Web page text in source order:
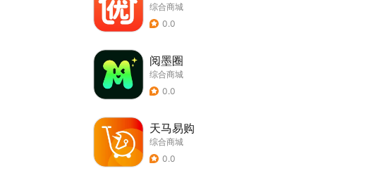
综合商城
0.0
阅墨圈
综合商城
0.0
天马易购
综合商城
0.0